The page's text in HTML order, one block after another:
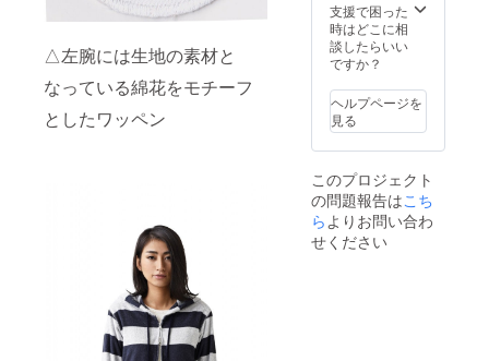
△左腕には生地の素材と
なっている綿花をモチーフ
としたワッペン
支援で困った
時はどこに相
談したらいい
ですか？
ヘルプページを
見る
このプロジェクト
の問題報告はこち
らよりお問い合わ
せください